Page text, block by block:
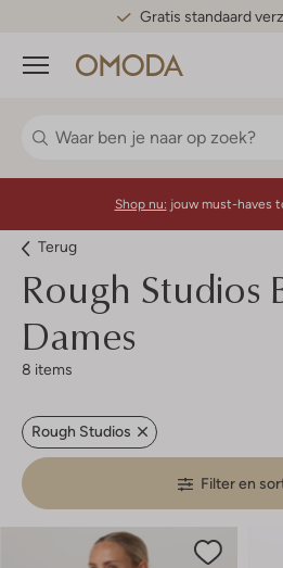
Gratis standaard
Menu
Shop nu: jouw must-haves
Terug
Rough Studios
Dames
8 items
Rough Studios
Filter en